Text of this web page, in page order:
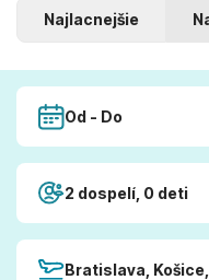
Najlacnejšie
Od - Do
2 dospelí, 0 deti
Bratislava,